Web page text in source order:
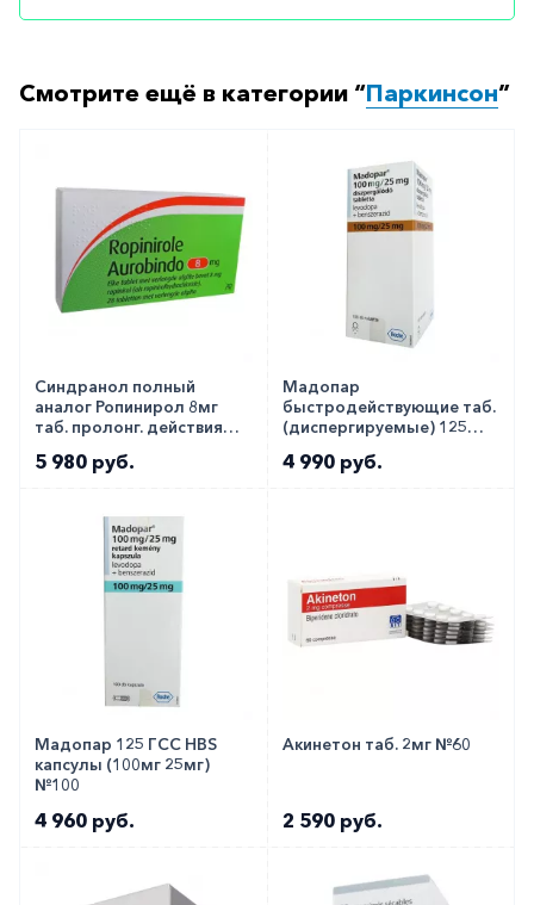
Смотрите ещё в категории “Паркинсон”
Синдранол полный
аналог Ропинирол 8мг
таб. пролонг. действия
5 980 руб.
Мадопар
быстродействующие таб.
(диспергируемые) 125
4 990 руб.
Мадопар 125 ГСС HBS
капсулы (100мг 25мг)
№100
4 960 руб.
Акинетон таб. 2мг №60
2 590 руб.